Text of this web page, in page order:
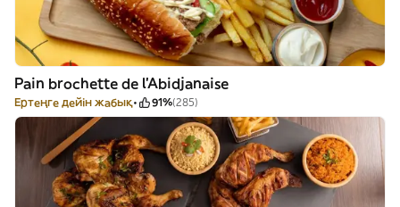
Pain brochette de l’Abidjanaise
Ертеңге дейін жабық 91%(285)